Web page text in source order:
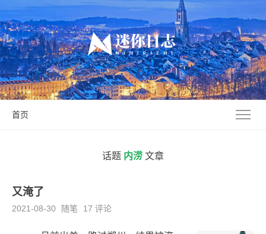
首页
话题 内涝 文章
又淹了
2021-08-30 随笔 17 评论